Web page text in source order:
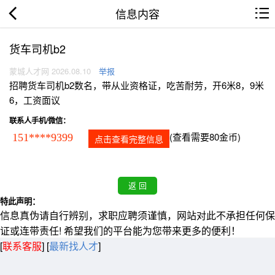
信息内容
货车司机b2
蒙城人才网 2026.08.10 举报
招聘货车司机b2数名，带从业资格证，吃苦耐劳，开6米8，9米
6，工资面议
联系人手机/微信：
151****9399 点击查看完整信息 (查看需要80金币)
特此声明：
信息真伪请自行辨别，求职应聘须谨慎，网站对此不承担任何保
证或连带责任! 希望我们的平台能为您带来更多的便利！
[联系客服] [最新找人才]